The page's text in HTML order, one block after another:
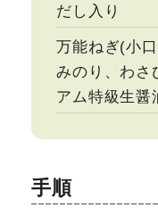
だし入り
万能ねぎ(小
みのり、わさ
アム特級生醤
手順